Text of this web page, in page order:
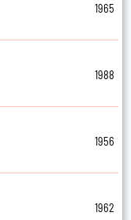
1965
1988
1956
1962